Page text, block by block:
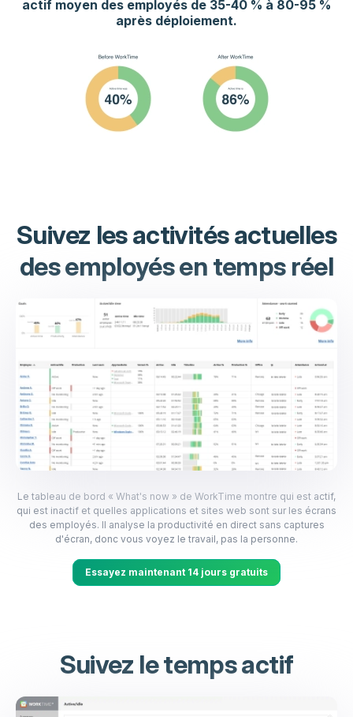
actif moyen des employés de 35-40 % à 80-95 %
après déploiement.
Le tableau de bord « What's now » de WorkTime montre qui est actif,
qui est inactif et quelles applications et sites web sont sur les écrans
des employés. Il analyse la productivité en direct sans captures
d'écran, donc vous voyez le travail, pas la personne.
Essayez maintenant 14 jours gratuits
Suivez les activités actuelles
des employés en temps réel
Suivez le temps actif